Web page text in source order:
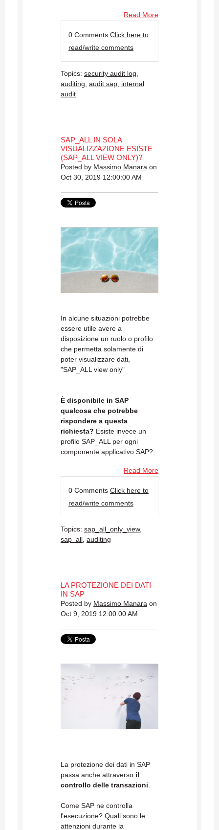
Read More
0 Comments Click here to
read/write comments
Topics: security audit log
auditing audit sap internal
audit
SAP_ALL IN SOLA
VISUALIZZAZIONE ESISTE
(SAP_ALL VIEW ONLY)?
Posted by Massimo Manara on
Oct 30, 2019 12:00:00 AM
In alcune situazioni potrebbe
essere utile avere a
disposizione un ruolo o profilo
che permetta solamente di
poter visualizzare dati,
"SAP_ALL view only"
È disponibile in SAP
qualcosa che potrebbe
rispondere a questa
richiesta? Esiste invece un
profilo SAP_ALL per ogni
componente applicativo SAP?
Read More
0 Comments Click here to
read/write comments
Topics: sap_all_only_view,
sap_all auditing
LA PROTEZIONE DEI DATI
IN SAP
Posted by Massimo Manara on
Oct 9, 2019 12:00:00 AM
La protezione dei dati in SAP
passa anche attraverso il
controllo delle transazioni
Come SAP ne controlla
l'esecuzione? Quali sono le
attenzioni durante la